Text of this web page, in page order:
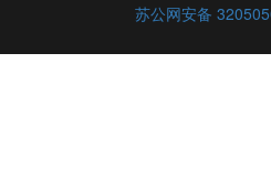
苏公网安备